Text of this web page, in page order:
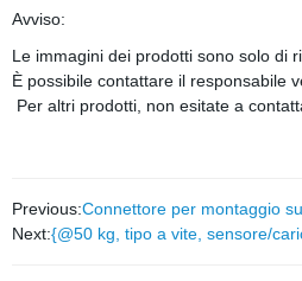
Avviso:
Le immagini dei prodotti sono solo di
È possibile contattare il responsabile
Per altri prodotti, non esitate a
Previous:Connettore per montaggio
Next:{@50 kg, tipo a vite, sensore/